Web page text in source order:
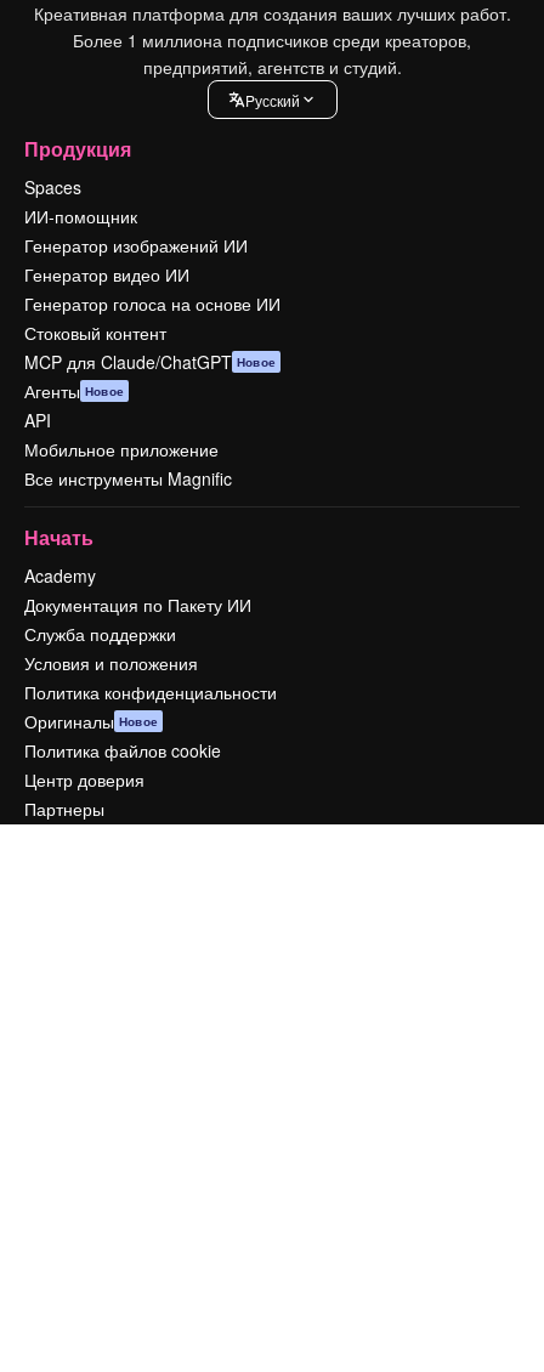
Креативная платформа для создания ваших лучших работ.
Более 1 миллиона подписчиков среди креаторов,
предприятий, агентств и студий.
Pусский
Продукция
Spaces
ИИ-помощник
Генератор изображений ИИ
Генератор видео ИИ
Генератор голоса на основе ИИ
Стоковый контент
MCP для Claude/ChatGPT Новое
Агенты Новое
API
Мобильное приложение
Все инструменты Magnific
Начать
Academy
Документация по Пакету ИИ
Служба поддержки
Условия и положения
Политика конфиденциальности
Оригиналы Новое
Политика файлов cookie
Центр доверия
Партнеры